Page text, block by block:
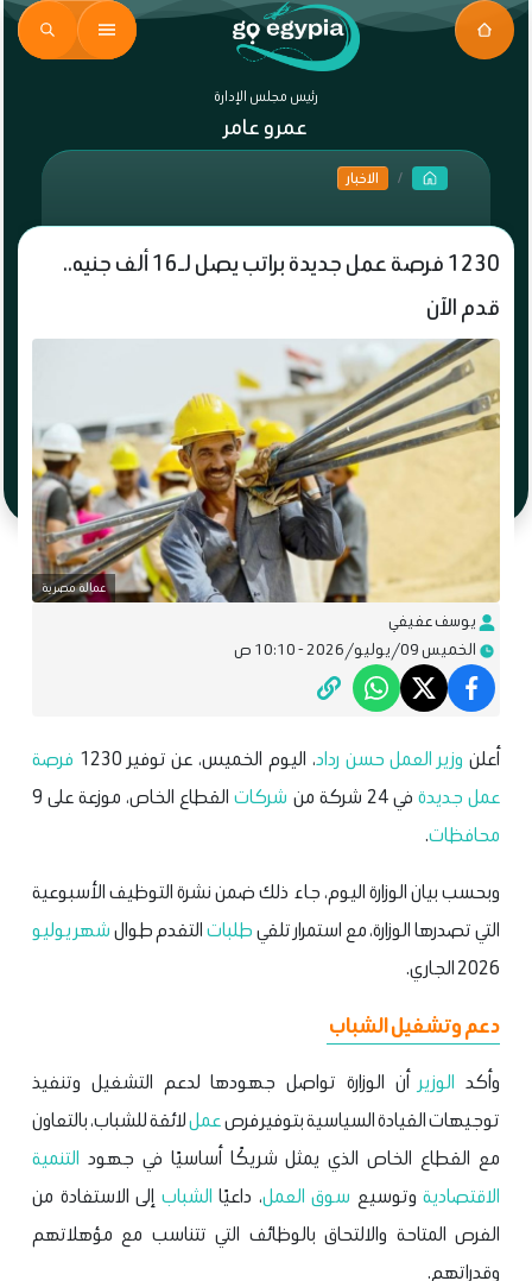
رئيس مجلس الإدارة
عمرو عامر
الاخبار
1230 فرصة عمل جديدة براتب يصل لـ16 ألف جنيه..
قدم الآن
عمالة مصرية
يوسف عفيفي
الخميس 09/يوليو/2026 - 10:10 ص
أعلن وزير العمل حسن رداد، اليوم الخميس، عن توفير 1230
فرصة
عمل جديدة في 24 شركة من شركاتالقطاع الخاص، موزعة على 9
محافظات.
وبحسب بيان الوزارة اليوم، جاء ذلك ضمن نشرة التوظيف الأسبوعية
التي تصدرها الوزارة، مع استمرار تلقيطلباتالتقدم طوالشهر يوليو
2026 الجاري.
دعم وتشغيل الشباب
وأكد الوزيرأن الوزارة تواصل جهودها لدعم التشغيل وتنفيذ
توجيهات القيادة السياسية بتوفير فرصعمللائقة للشباب، بالتعاون
مع القطاع الخاص الذي يمثل شريكًا أساسيًا في جهود التنمية
الاقتصادية وتوسيع سوق العمل، داعيًا الشباب إلى الاستفادة من
الفرص المتاحة والالتحاق بالوظائف التي تتناسب مع مؤهلاتهم
وقدراتهم.